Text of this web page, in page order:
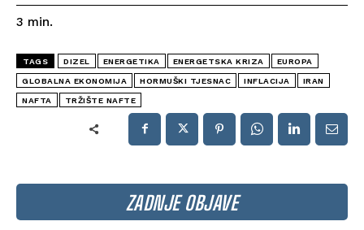
ZADNJE OBJAVE
3 min.
TAGS DIZEL ENERGETIKA ENERGETSKA KRIZA EUROPA
GLOBALNA EKONOMIJA HORMUŠKI TJESNAC INFLACIJA IRAN
NAFTA TRŽIŠTE NAFTE